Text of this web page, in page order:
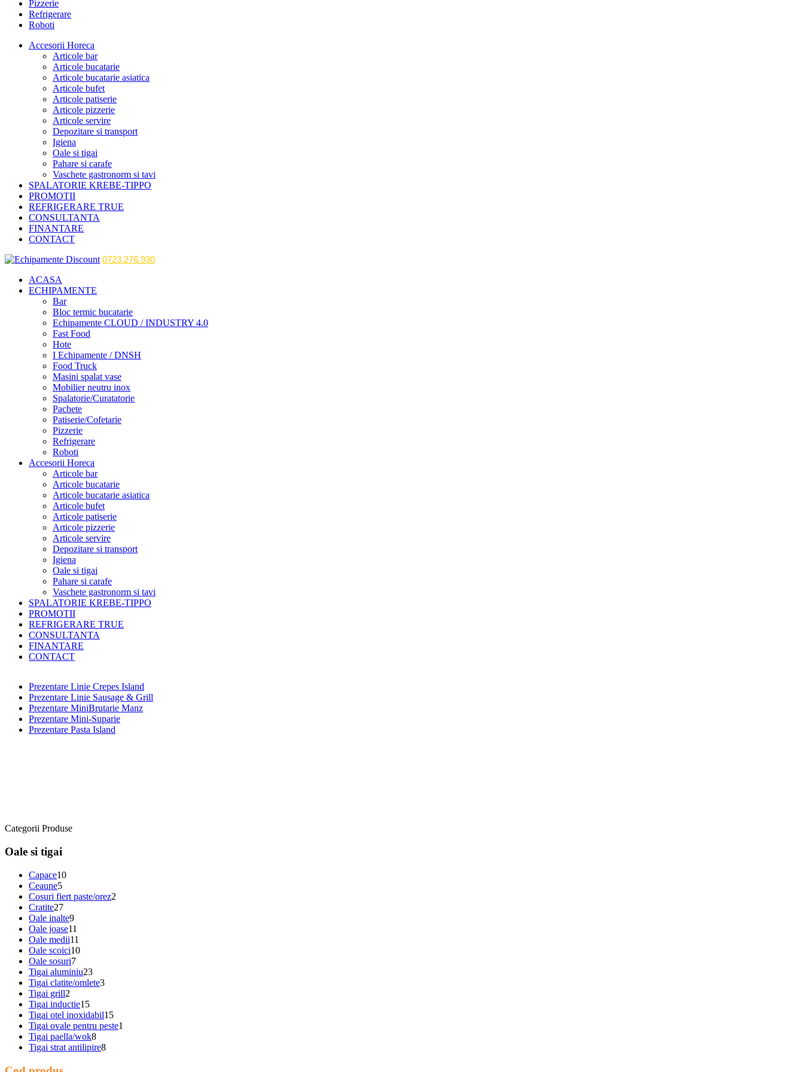
Pizzerie
Refrigerare
Roboti
Accesorii Horeca
Articole bar
Articole bucatarie
Articole bucatarie asiatica
Articole bufet
Articole patiserie
Articole pizzerie
Articole servire
Depozitare si transport
Igiena
Oale si tigai
Pahare si carafe
Vaschete gastronorm si tavi
SPALATORIE KREBE-TIPPO
PROMOTII
REFRIGERARE TRUE
CONSULTANTA
FINANTARE
CONTACT
0723.276.930
ACASA
ECHIPAMENTE
Bar
Bloc termic bucatarie
Echipamente CLOUD / INDUSTRY 4.0
Fast Food
Hote
I Echipamente / DNSH
Food Truck
Masini spalat vase
Mobilier neutru inox
Spalatorie/Curatatorie
Pachete
Patiserie/Cofetarie
Pizzerie
Refrigerare
Roboti
Accesorii Horeca
Articole bar
Articole bucatarie
Articole bucatarie asiatica
Articole bufet
Articole patiserie
Articole pizzerie
Articole servire
Depozitare si transport
Igiena
Oale si tigai
Pahare si carafe
Vaschete gastronorm si tavi
SPALATORIE KREBE-TIPPO
PROMOTII
REFRIGERARE TRUE
CONSULTANTA
FINANTARE
CONTACT
Prezentare Linie Crepes Island
Prezentare Linie Sausage & Grill
Prezentare MiniBrutarie Manz
Prezentare Mini-Suparie
Prezentare Pasta Island
Categorii Produse
Oale si tigai
Capace10
Ceaune5
Cosuri fiert paste/orez2
Cratite27
Oale inalte9
Oale joase11
Oale medii11
Oale scoici10
Oale sosuri7
Tigai aluminiu23
Tigai clatite/omlete3
Tigai grill2
Tigai inductie15
Tigai otel inoxidabil15
Tigai ovale pentru peste1
Tigai paella/wok8
Tigai strat antilipire8